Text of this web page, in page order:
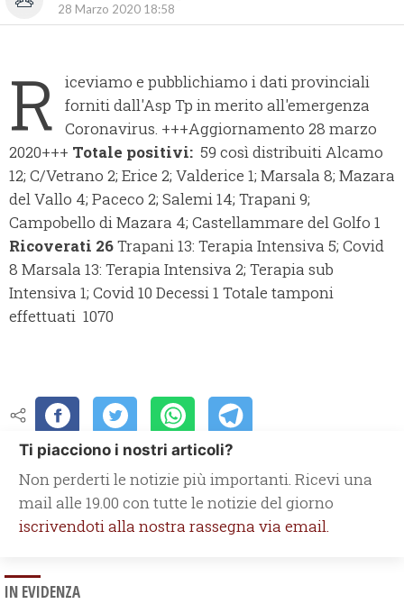
28 Marzo 2020 18:58
R
iceviamo e pubblichiamo i dati provinciali
forniti dall'Asp Tp in merito all'emergenza
Coronavirus. +++Aggiornamento 28 marzo
2020+++ Totale positivi: 59 così distribuiti Alcamo
12; C/Vetrano 2; Erice 2; Valderice 1; Marsala 8; Mazara
del Vallo 4; Paceco 2; Salemi 14; Trapani 9;
Campobello di Mazara 4; Castellammare del Golfo 1
Ricoverati 26Trapani 13: Terapia Intensiva 5; Covid
8 Marsala 13: Terapia Intensiva 2; Terapia sub
Intensiva 1; Covid 10 Decessi 1 Totale tamponi
effettuati 1070
Ti piacciono i nostri articoli?
Non perderti le notizie più importanti. Ricevi una
mail alle 19.00 con tutte le notizie del giorno
iscrivendoti alla nostra rassegna via email.
IN EVIDENZA